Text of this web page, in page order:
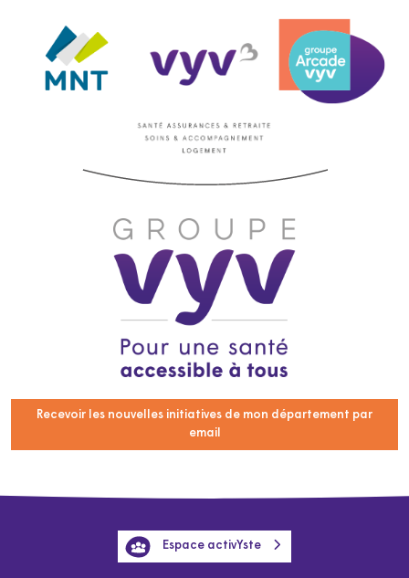
Recevoir les nouvelles initiatives de mon département par
email
Espace activYste